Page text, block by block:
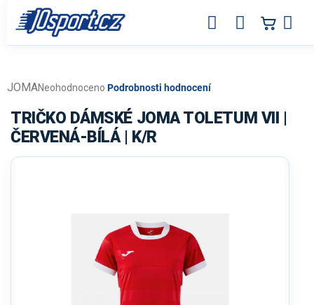
obsah
Průměrné
produktu
je
0,0
Neohodnoceno Podrobnosti hodnocení
JOMA
TRIČKO DÁMSKÉ JOMA TOLETUM VII |
ČERVENÁ-BÍLÁ | K/R